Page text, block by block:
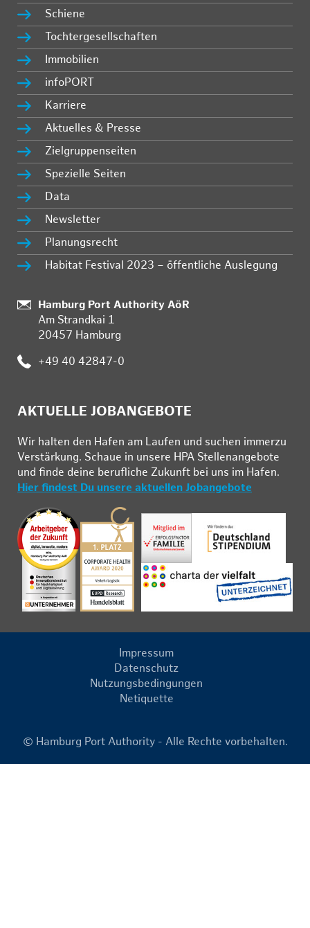
Schiene
Tochtergesellschaften
Immobilien
infoPORT
Karriere
Aktuelles & Presse
Zielgruppenseiten
Spezielle Seiten
Data
Newsletter
Planungsrecht
Habitat Festival 2023 – öffentliche Auslegung
Standort:
Hamburg Port Authority AöR
Am Strandkai 1
20457 Hamburg
Telefon:
+49 40 42847-0
AKTUELLE JOBANGEBOTE
Wir hal­ten den Ha­fen am Lau­fen und su­chen im­mer­zu
Ver­stär­kung. Schau­e in un­se­re HPA Stel­len­an­ge­bo­te
und fin­de deine be­ruf­li­che Zu­kunft bei uns im Ha­fen.
Hier findest Du unsere aktuellen Jobangebote
Impressum
Datenschutz
Nutzungsbedingungen
Netiquette
© Hamburg Port Authority - Alle Rechte vorbehalten.